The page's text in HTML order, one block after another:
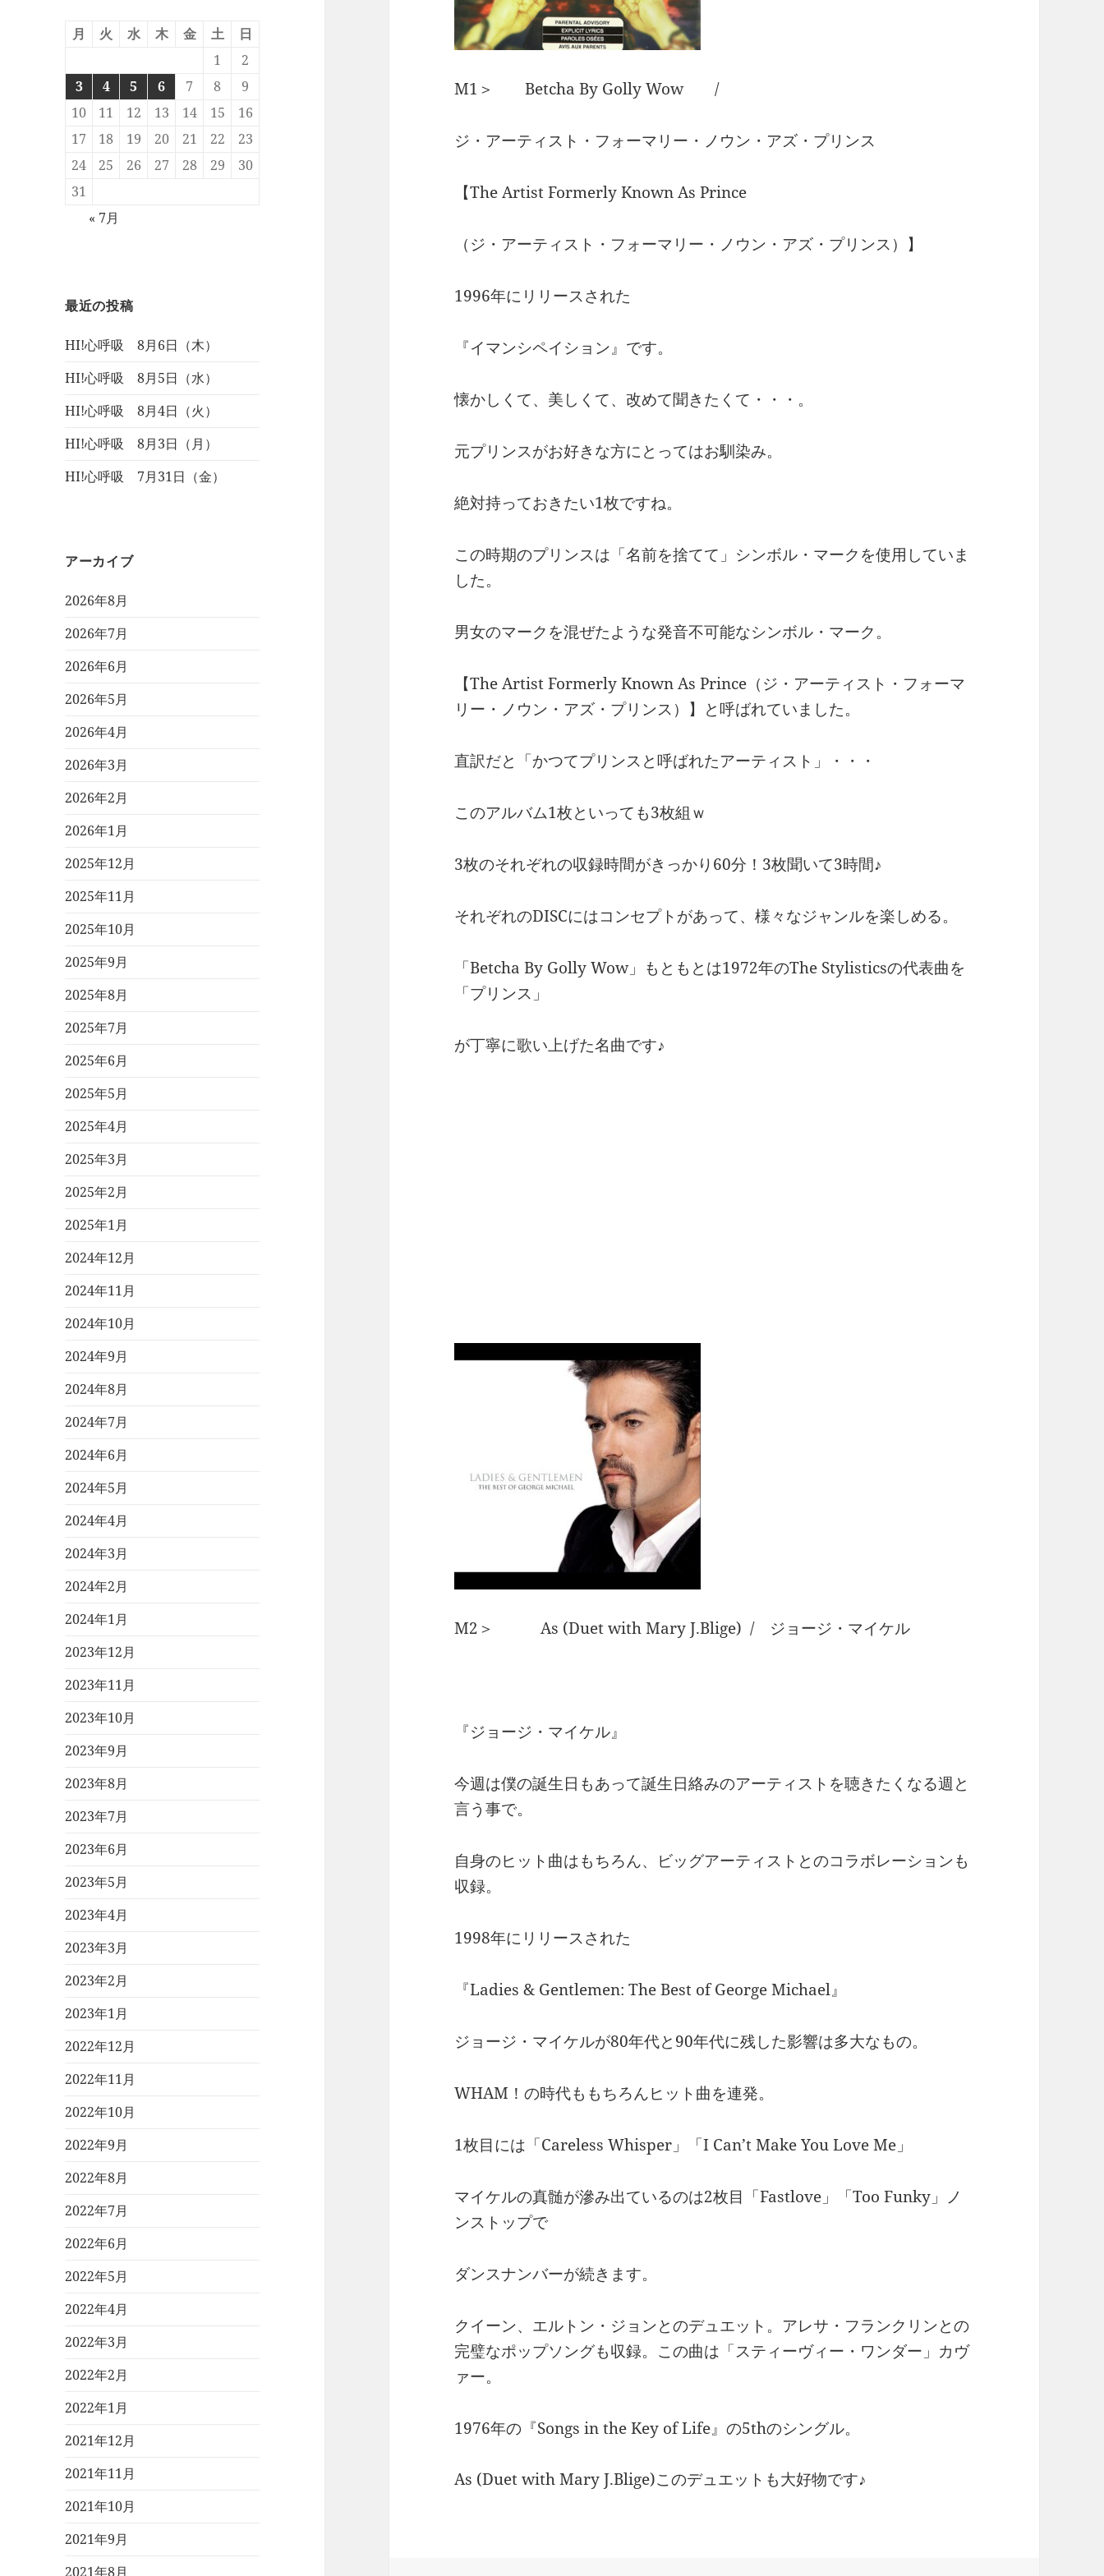
月 火 水 木 金 土
日
1
2
3
4 5 6 7 8
9
10
11 12 13 14 15
16
17
18 19 20 21 22
23
24
25 26 27 28 29
30
31
« 7月
最近の投稿
HI!心呼吸 8月6日（木）
HI!心呼吸 8月5日（水）
HI!心呼吸 8月4日（火）
HI!心呼吸 8月3日（月）
HI!心呼吸 7月31日（金）
アーカイブ
2026年8月
2026年7月
2026年6月
2026年5月
2026年4月
2026年3月
2026年2月
2026年1月
2025年12月
2025年11月
2025年10月
2025年9月
2025年8月
2025年7月
2025年6月
2025年5月
2025年4月
2025年3月
2025年2月
2025年1月
2024年12月
2024年11月
2024年10月
2024年9月
2024年8月
2024年7月
2024年6月
2024年5月
2024年4月
2024年3月
2024年2月
2024年1月
2023年12月
2023年11月
2023年10月
2023年9月
2023年8月
2023年7月
2023年6月
2023年5月
2023年4月
2023年3月
2023年2月
2023年1月
2022年12月
2022年11月
2022年10月
2022年9月
2022年8月
2022年7月
2022年6月
2022年5月
2022年4月
2022年3月
2022年2月
2022年1月
2021年12月
2021年11月
2021年10月
2021年9月
2021年8月
M1＞ Betcha By Golly Wow /
ジ・アーティスト・フォーマリー・ノウン・アズ・プリンス
【The Artist Formerly Known As Prince
（ジ・アーティスト・フォーマリー・ノウン・アズ・プリンス）】
1996年にリリースされた
『イマンシペイション』です。
懐かしくて、美しくて、改めて聞きたくて・・・。
元プリンスがお好きな方にとってはお馴染み。
絶対持っておきたい1枚ですね。
この時期のプリンスは「名前を捨てて」シンボル・マークを使用していま
した。
男女のマークを混ぜたような発音不可能なシンボル・マーク。
【The Artist Formerly Known As Prince（ジ・アーティスト・フォーマ
リー・ノウン・アズ・プリンス）】と呼ばれていました。
直訳だと「かつてプリンスと呼ばれたアーティスト」・・・
このアルバム1枚といっても3枚組ｗ
3枚のそれぞれの収録時間がきっかり60分！3枚聞いて3時間♪
それぞれのDISCにはコンセプトがあって、様々なジャンルを楽しめる。
「Betcha By Golly Wow」もともとは1972年のThe Stylisticsの代表曲を
「プリンス」
が丁寧に歌い上げた名曲です♪
M2＞ As (Duet with Mary J.Blige) / ジョージ・マイケル
『ジョージ・マイケル』
今週は僕の誕生日もあって誕生日絡みのアーティストを聴きたくなる週と
言う事で。
自身のヒット曲はもちろん、ビッグアーティストとのコラボレーションも
収録。
1998年にリリースされた
『Ladies & Gentlemen: The Best of George Michael』
ジョージ・マイケルが80年代と90年代に残した影響は多大なもの。
WHAM！の時代ももちろんヒット曲を連発。
1枚目には「Careless Whisper」「I Can’t Make You Love Me」
マイケルの真髄が滲み出ているのは2枚目「Fastlove」「Too Funky」ノ
ンストップで
ダンスナンバーが続きます。
クイーン、エルトン・ジョンとのデュエット。アレサ・フランクリンとの
完璧なポップソングも収録。この曲は「スティーヴィー・ワンダー」カヴ
ァー。
1976年の『Songs in the Key of Life』の5thのシングル。
As (Duet with Mary J.Blige)このデュエットも大好物です♪